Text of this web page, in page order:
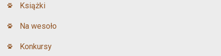
Książki
Na wesoło
Konkursy